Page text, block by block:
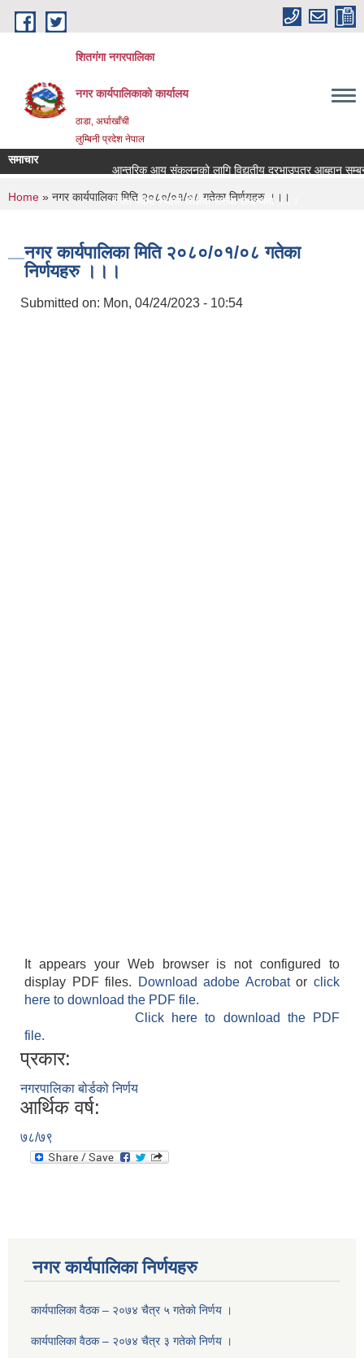
Skip to main content
शितगंगा नगरपालिका
नगर कार्यपालिकाकाे कार्यालय
ठाडा, अर्घाखाँची
लुम्बिनी प्रदेश नेपाल
समाचार
आन्तरिक आय संकलनको लागि विद्युतीय दरभाउपत्र आब्हान
रिक्त पदमा स्थायी शिक्षक सरुवा सम्बन्धमा ।।।
You are here
Home » नगर कार्यपालिका मिति २०८०/०१/०८ गतेका निर्णयहरु ।।।
नगर कार्यपालिका मिति २०८०/०१/०८ गतेका
निर्णयहरु ।।।
Submitted on: Mon, 04/24/2023 - 10:54
It appears your Web browser is not configured to
display PDF files.
Download adobe Acrobatorclick
here to download the PDF file.
Click here to download the PDF
file.
प्रकार:
नगरपालिका बोर्डको निर्णय
आर्थिक वर्ष:
७८/७९
नगर कार्यपालिका निर्णयहरु
कार्यपालिका वैठक – २०७४ चैत्र ५ गतेकाे निर्णय ।
कार्यपालिका वैठक – २०७४ चैत्र ३ गतेकाे निर्णय ।